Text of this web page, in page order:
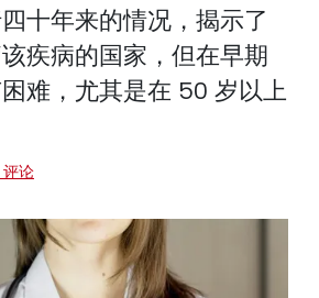
十年来的情况，揭示了
疾病的国家，但在早期
难，尤其是在 50 岁以上
论